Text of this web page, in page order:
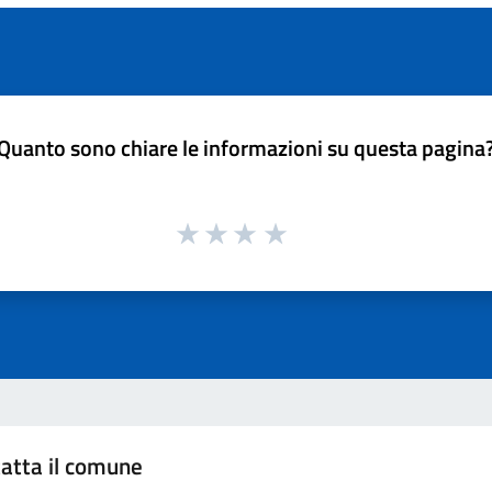
sono chiare le informazioni su questa
il comune